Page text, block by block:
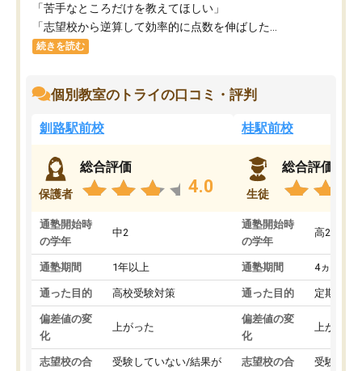
「苦手なところだけを教えてほしい」​
「志望校から逆算して効率的に点数を伸ばした...
続きを読む
個別教室のトライの口コミ・評判
釧路駅前校
保護者
総合評価
4.0
通塾開始時
の学年
中2
通塾期間 1年以上
通った目的 高校受験対策
偏差値の変
化
上がった
志望校の合
受験していない/結果が
桂駅前校
生徒
総合評価
通塾開始時
の学年
高2
通塾期間 4ヵ月～1
通った目的 定期テス
偏差値の変
化
上がった
志望校の合
受験して